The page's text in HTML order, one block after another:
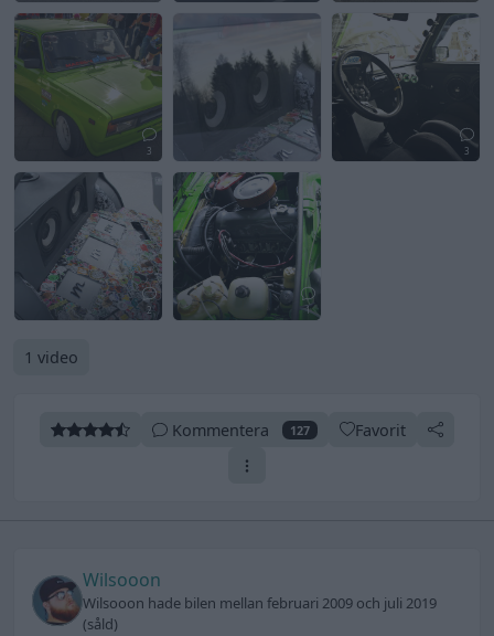
3 3
2 1
1 video
Kommentera 127 Favorit
Wilsooon
Wilsooon hade bilen mellan februari 2009 och juli 2019
(såld)